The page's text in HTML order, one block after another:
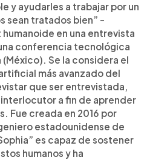
y ayudarles a trabajar por un
sean tratados bien” -
en una entrevista
conferencia tecnológica
Se la considera el
más avanzado del
que ser entrevistada,
interlocutor a fin de aprender
Fue creada en 2016 por
estadounidense de
es capaz de sostener
humanos y ha